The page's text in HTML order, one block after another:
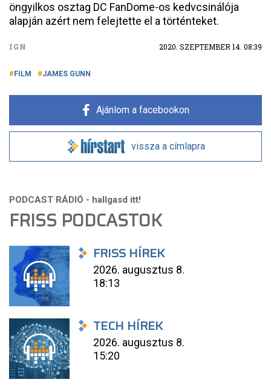
öngyilkos osztag DC FanDome-os kedvcsinálója
alapján azért nem felejtette el a történteket.
IGN 2020. SZEPTEMBER 14. 08:39
FILM JAMES GUNN
Ajánlom a facebookon
vissza a címlapra
FRISS PODCASTOK
FRISS HÍREK
2026. augusztus 8.
18:13
TECH HÍREK
2026. augusztus 8.
15:20